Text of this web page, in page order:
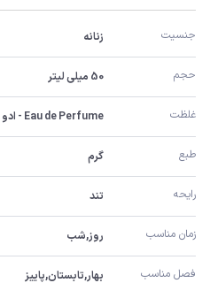
جنسیت زنانه
حجم 50 میلی لیتر
غلظت Eau de Perfume - ادو پرفیوم
طبع گرم
رایحه تند
زمان مناسب روز,شب
فصل مناسب بهار,تابستان,پاییز